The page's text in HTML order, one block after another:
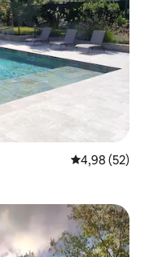
Évaluation
4,98 (52)